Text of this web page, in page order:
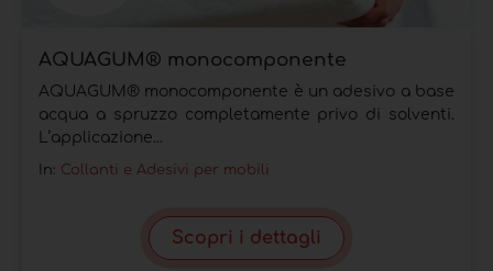
AQUAGUM® monocomponente
AQUAGUM® monocomponente è un adesivo a base
acqua a spruzzo completamente privo di solventi.
L’applicazione...
In: Collanti e Adesivi per mobili
Scopri i dettagli